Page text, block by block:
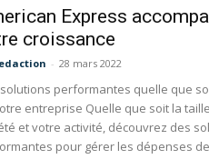
Express
croissance
- 28 mars 2022
performantes quelle que
entreprise Quelle que soit la
et votre activité, découvrez des
pour gérer les dépenses